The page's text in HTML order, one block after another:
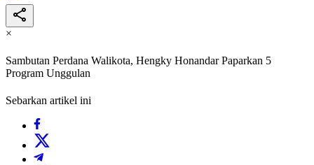
×
Sambutan Perdana Walikota, Hengky Honandar Paparkan 5
Program Unggulan
Sebarkan artikel ini